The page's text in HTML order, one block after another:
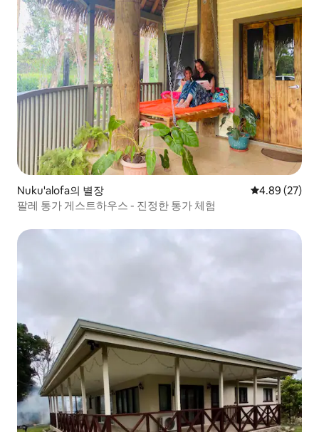
Nuku'alofa의 별장 평점 4.89점(5
4.89 (27)
팔레 통가 게스트하우스 - 진정한 통가 체험